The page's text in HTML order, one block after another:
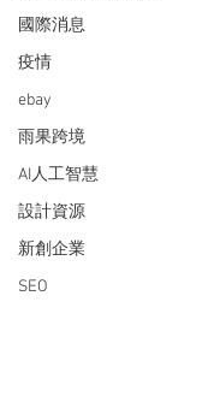
國際消息
疫情
ebay
雨果跨境
AI人工智慧
設計資源
新創企業
SEO